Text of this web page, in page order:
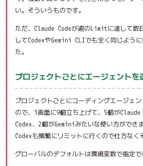
い。そういうものです。
ただ、Claude Codeが週のLimitに達して数
してCodexやGemini CLIでも全く同じよう
た。
プロジェクトごとにエージェントを
プロジェクトごとにコーディングエージェ
ので、1画面に9個立ち上げて、5個がClaude
Codex、2個がGeminiみたいな使い方ができ
Codexも頻繁にリミットに行くので仕方なく
グローバルのデフォルトは環境変数で指定で